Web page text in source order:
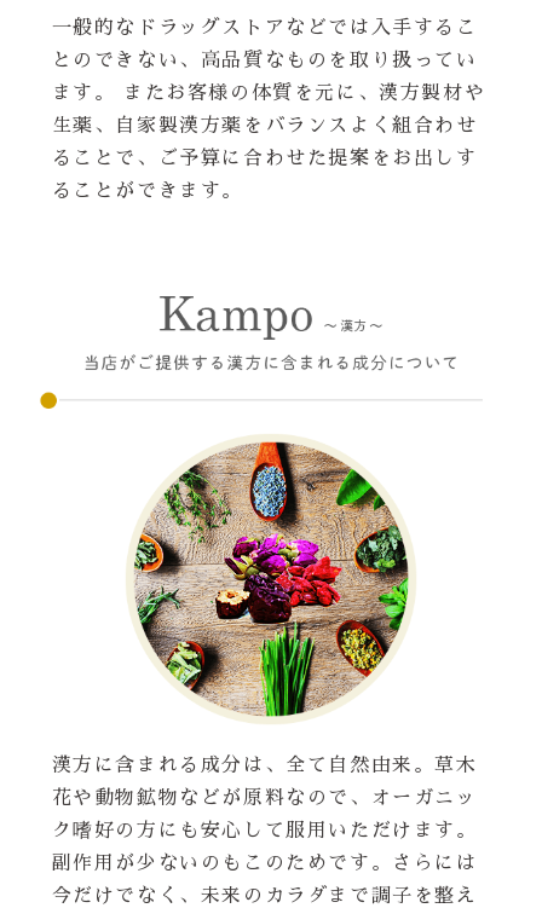
一般的なドラッグストアなどでは入手するこ
とのできない、高品質なものを取り扱ってい
ます。 またお客様の体質を元に、漢方製材や
生薬、自家製漢方薬をバランスよく組合わせ
ることで、ご予算に合わせた提案をお出しす
ることができます。
漢方に含まれる成分は、全て自然由来。草木
花や動物鉱物などが原料なので、オーガニッ
ク嗜好の方にも安心して服用いただけます。
副作用が少ないのもこのためです。さらには
今だけでなく、未来のカラダまで調子を整え